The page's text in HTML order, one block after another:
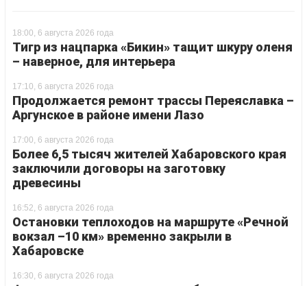
18:00, 6 августа 2026 года
Тигр из нацпарка «Бикин» тащит шкуру оленя
– наверное, для интерьера
17:10, 6 августа 2026 года
Продолжается ремонт трассы Переяславка –
Аргунское в районе имени Лазо
17:00, 6 августа 2026 года
Более 6,5 тысяч жителей Хабаровского края
заключили договоры на заготовку
древесины
16:52, 6 августа 2026 года
Остановки теплоходов на маршруте «Речной
вокзал –10 км» временно закрыли в
Хабаровске
16:30, 6 августа 2026 года